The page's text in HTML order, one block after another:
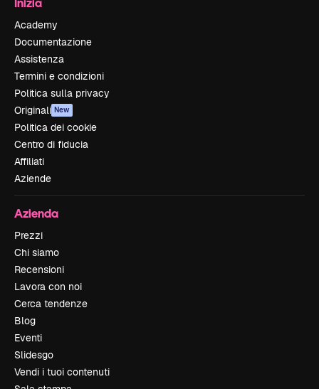
Academy
Documentazione
Assistenza
Termini e condizioni
Politica sulla privacy
Originali New
Politica dei cookie
Centro di fiducia
Affiliati
Aziende
Azienda
Prezzi
Chi siamo
Recensioni
Lavora con noi
Cerca tendenze
Blog
Eventi
Slidesgo
Vendi i tuoi contenuti